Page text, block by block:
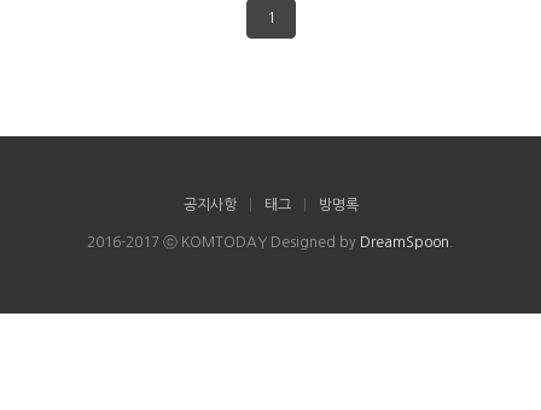
1
공지사항 태그 방명록
2016-2017 ⓒ KOMTODAY Designed by DreamSpoon